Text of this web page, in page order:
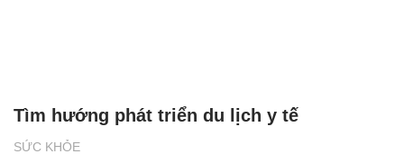
SỨC KHỎE
Tìm hướng phát triển du lịch y tế